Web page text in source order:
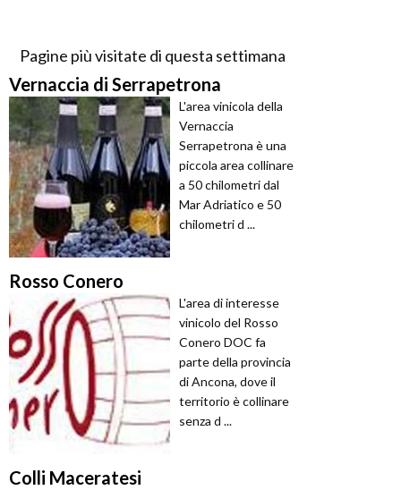
Pagine più visitate di questa settimana
Vernaccia di Serrapetrona
L'area vinicola della
Vernaccia
Serrapetrona è una
piccola area collinare
a 50 chilometri dal
Mar Adriatico e 50
chilometri d ...
Rosso Conero
L'area di interesse
vinicolo del Rosso
Conero DOC fa
parte della provincia
di Ancona, dove il
territorio è collinare
senza d ...
Colli Maceratesi